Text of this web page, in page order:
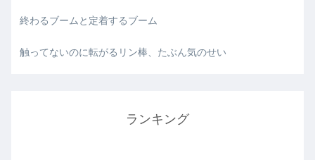
終わるブームと定着するブーム
触ってないのに転がるリン棒、たぶん気のせい
ランキング